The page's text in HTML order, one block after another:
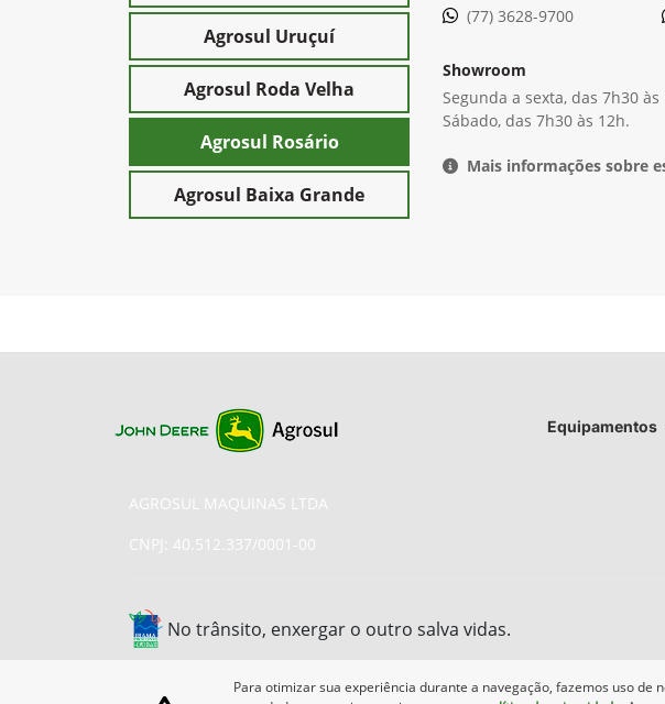
Agrosul Uruçuí
Agrosul Roda Velha
Agrosul Rosário
Agrosul Baixa Grande
(77) 3628-9700
Showroom
Segunda a sexta, das 7h30 às
Sábado, das 7h30 às 12h.
Mais informações sobre
Equipamentos
AGROSUL MAQUINAS LTDA
CNPJ: 40.512.337/0001-00
No trânsito, enxergar o outro salva vidas.
Para otimizar sua experiência durante a navegação, fazemos uso de